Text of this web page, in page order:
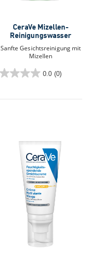
CeraVe Mizellen-
Reinigungswasser
Sanfte Gesichtsreinigung mit
Mizellen
0.0 (0)